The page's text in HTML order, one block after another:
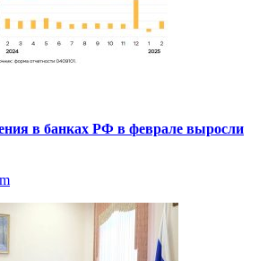
в банках РФ в феврале выросли